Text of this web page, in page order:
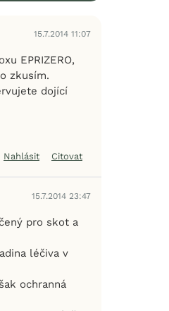
15.7.2014 11:07
EPRIZERO,
zkusím.
dojící
Nahlásit Citovat
15.7.2014 23:47
pro skot a
léčiva v
ochranná